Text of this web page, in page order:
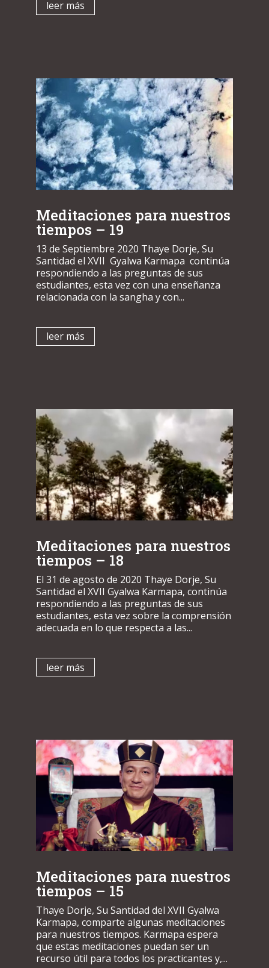
leer más
Meditaciones para nuestros
tiempos – 19
13 de Septiembre 2020 Thaye Dorje, Su
Santidad el XVII Gyalwa Karmapa continúa
respondiendo a las preguntas de sus
estudiantes, esta vez con una enseñanza
relacionada con la sangha y con...
leer más
Meditaciones para nuestros
tiempos – 18
El 31 de agosto de 2020 Thaye Dorje, Su
Santidad el XVII Gyalwa Karmapa, continúa
respondiendo a las preguntas de sus
estudiantes, esta vez sobre la comprensión
adecuada en lo que respecta a las...
leer más
Meditaciones para nuestros
tiempos – 15
Thaye Dorje, Su Santidad del XVII Gyalwa
Karmapa, comparte algunas meditaciones
para nuestros tiempos. Karmapa espera
que estas meditaciones puedan ser un
recurso útil para todos los practicantes y,...